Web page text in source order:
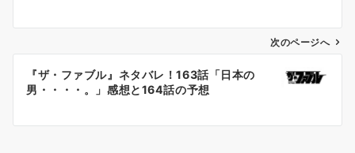
ビ
ン
次のページへ
『ザ・ファブル』ネタバレ！163話「日本の
男・・・・。」感想と164話の予想